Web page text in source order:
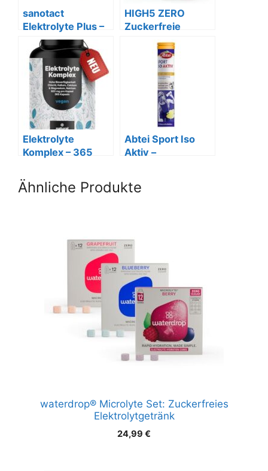
sanotact
Elektrolyte Plus –
Vegan, mit
Orangengeschma
ck
HIGH5 ZERO
Zuckerfreie
Elektrolyte – 40
Brausetabletten
Elektrolyte
Komplex – 365
für Balance
Abtei Sport Iso
Aktiv –
Zitrone
Ähnliche Produkte
waterdrop® Microlyte Set: Zuckerfreies
Elektrolytgetränk
24,99 €